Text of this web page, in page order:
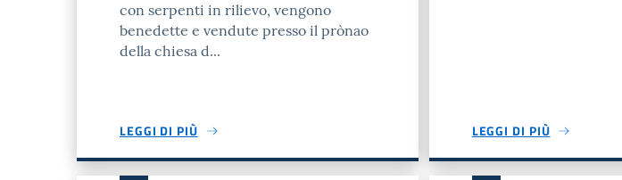
con serpenti in rilievo, vengono
benedette e vendute presso il prònao
della chiesa d...
LEGGI DI PIÙ LEGGI DI PIÙ